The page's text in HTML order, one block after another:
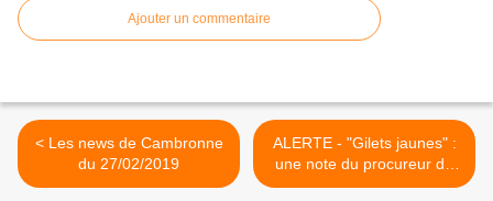
Ajouter un commentaire
< Les news de Cambronne
du 27/02/2019
ALERTE - "Gilets jaunes" :
une note du procureur de
Paris préconise de faire